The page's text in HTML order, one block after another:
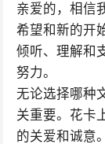
亲爱的，相信
希望和新的开
倾听、理解和
努力。
无论选择哪种
关重要。花卡
的关爱和诚意